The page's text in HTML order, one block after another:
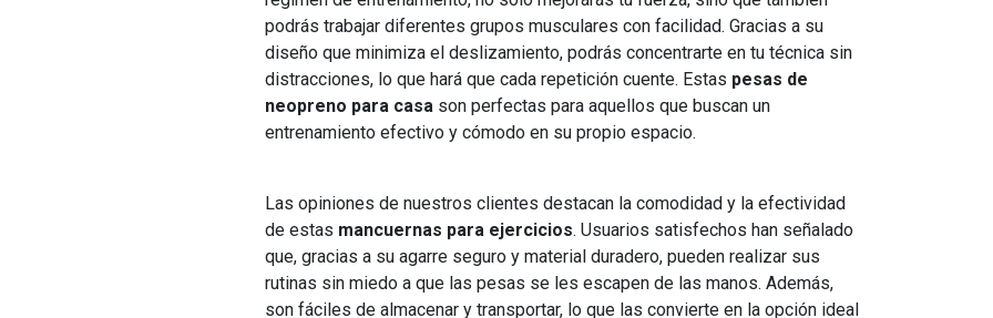
podrás trabajar diferentes grupos musculares con facilidad. Gracias a su
diseño que minimiza el deslizamiento, podrás concentrarte en tu técnica sin
distracciones, lo que hará que cada repetición cuente. Estas pesas de
neopreno para casa son perfectas para aquellos que buscan un
entrenamiento efectivo y cómodo en su propio espacio.
Las opiniones de nuestros clientes destacan la comodidad y la efectividad
de estas mancuernas para ejercicios. Usuarios satisfechos han señalado
que, gracias a su agarre seguro y material duradero, pueden realizar sus
rutinas sin miedo a que las pesas se les escapen de las manos. Además,
son fáciles de almacenar y transportar, lo que las convierte en la opción ideal